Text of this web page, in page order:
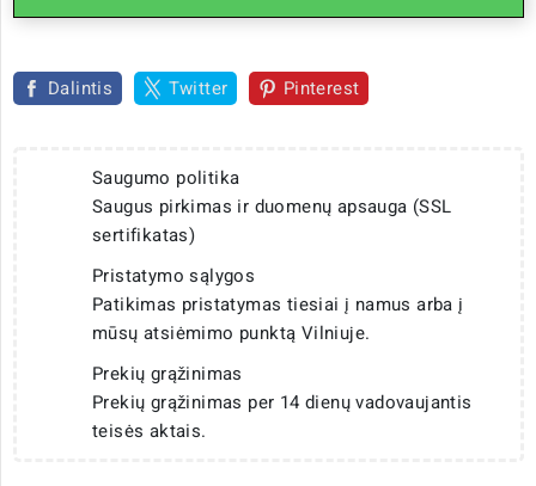
Dalintis Twitter Pinterest
Saugumo politika
Saugus pirkimas ir duomenų apsauga (SSL
sertifikatas)
Pristatymo sąlygos
Patikimas pristatymas tiesiai į namus arba į
mūsų atsiėmimo punktą Vilniuje.
Prekių grąžinimas
Prekių grąžinimas per 14 dienų vadovaujantis
teisės aktais.